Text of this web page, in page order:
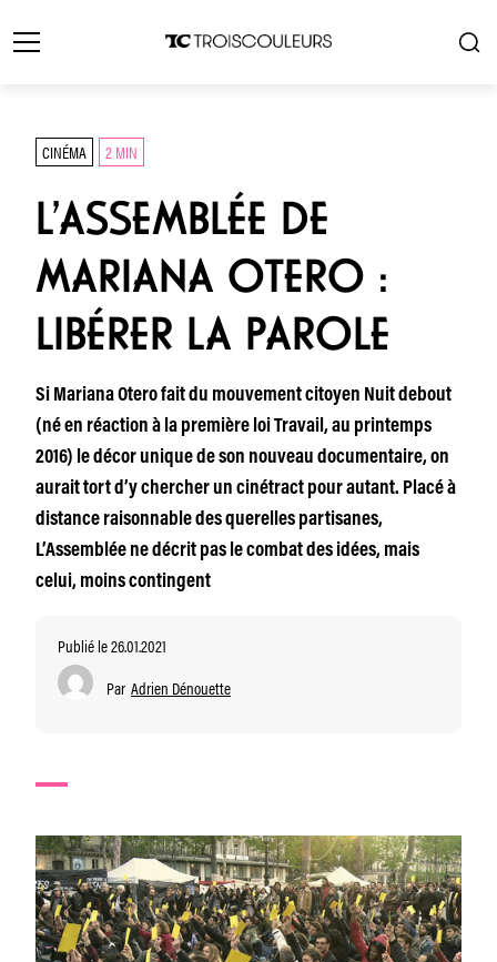
CINÉMA 2 MIN
L’ASSEMBLÉE DE
MARIANA OTERO :
LIBÉRER LA PAROLE
Si Mariana Otero fait du mouvement citoyen Nuit debout
(né en réaction à la première loi Travail, au printemps
2016) le décor unique de son nouveau documentaire, on
aurait tort d’y chercher un cinétract pour autant. Placé à
distance raisonnable des querelles partisanes,
L’Assemblée ne décrit pas le combat des idées, mais
celui, moins contingent
Publié le 26.01.2021
Par Adrien Dénouette